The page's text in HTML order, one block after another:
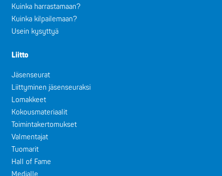
Kuinka harrastamaan?
Kuinka kilpailemaan?
Usein kysyttyä
Liitto
Jäsenseurat
Liittyminen jäsenseuraksi
Lomakkeet
Kokousmateriaalit
Toimintakertomukset
Valmentajat
Tuomarit
Hall of Fame